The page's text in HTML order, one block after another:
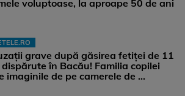
voluptoase, la aproape 50 de ani
grave după găsirea fetiței de 11
în Bacău! Familia copilei
imaginile de pe camerele de ...